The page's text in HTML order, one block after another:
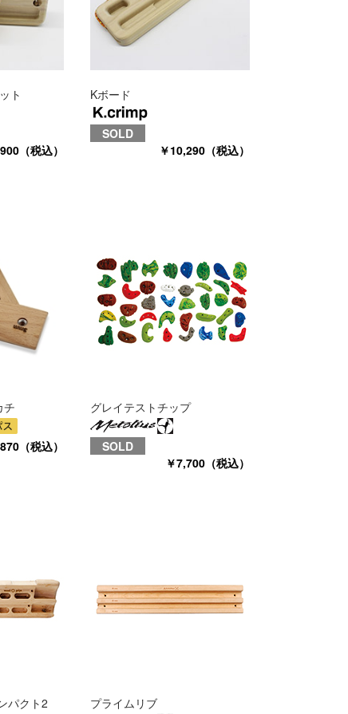
ト
（税込）
Kボード
SOLD
￥10,290（税込）
（税込）
グレイテストチップ
SOLD
￥7,700（税込）
パクト2 プライムリブ